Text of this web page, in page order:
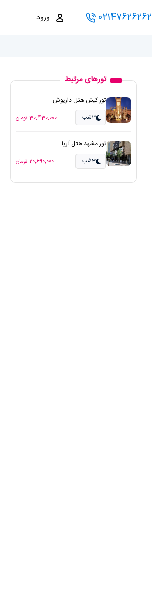
02147626262 ورود
تصاویر مرتبط نظرات
تورهای مرتبط
تور کیش هتل داریوش
3شب 30,430,000 تومان
تور مشهد هتل آریا
3شب 20,690,000 تومان